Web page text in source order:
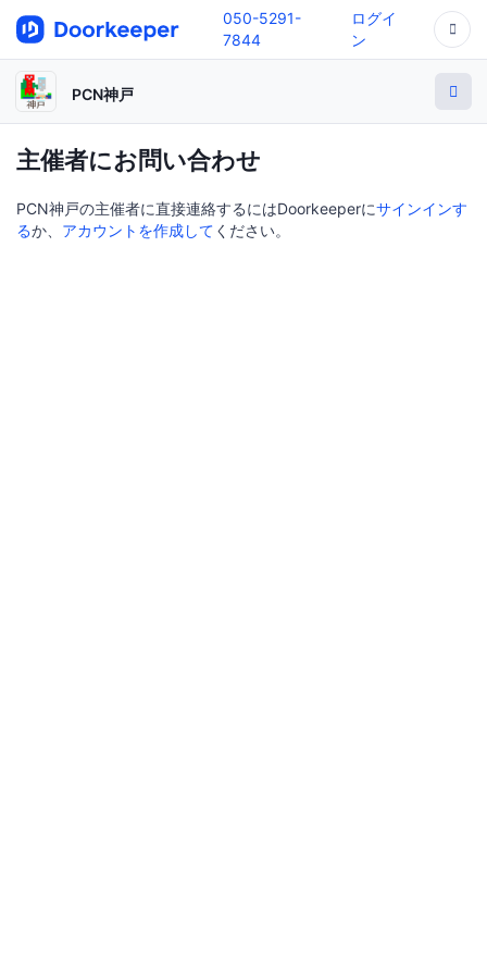
050-5291-
7844
ログイ
ン
PCN神戸
主催者にお問い合わせ
PCN神戸の主催者に直接連絡するにはDoorkeeperにサインインす
るか、 アカウントを作成して ください。